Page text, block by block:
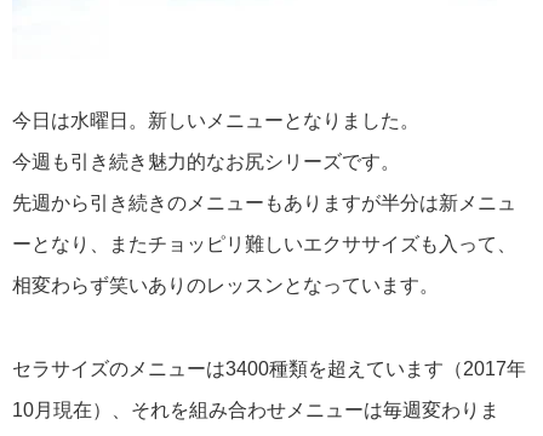
今日は水曜日。新しいメニューとなりました。
今週も引き続き魅力的なお尻シリーズです。
先週から引き続きのメニューもありますが半分は新メニュ
ーとなり、またチョッピリ難しいエクササイズも入って、
相変わらず笑いありのレッスンとなっています。
セラサイズのメニューは3400種類を超えています（2017年
10月現在）、それを組み合わせメニューは毎週変わりま